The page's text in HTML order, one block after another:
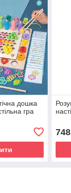
дошка
гра
748